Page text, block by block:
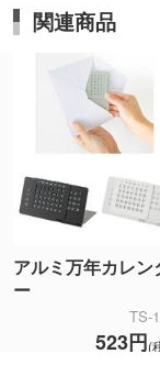
関連商品
アルミ万年カレン
ー
TS-
523円(